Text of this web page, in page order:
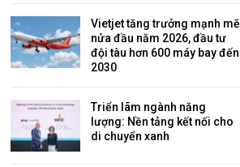
Vietjet tăng trưởng mạnh mẽ
nửa đầu năm 2026, đầu tư
đội tàu hơn 600 máy bay đến
2030
Triển lãm ngành năng
lượng: Nền tảng kết nối cho
di chuyển xanh